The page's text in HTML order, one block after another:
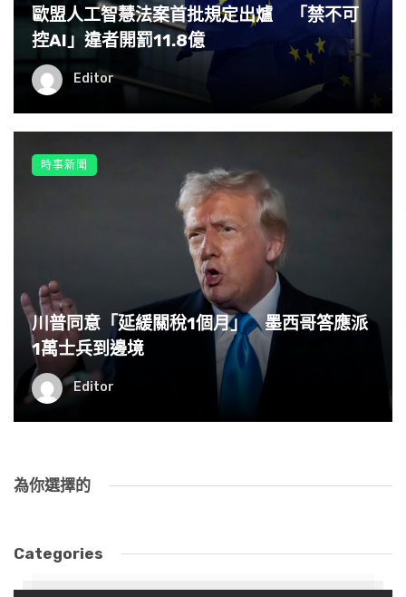
歐盟人工智慧法案首批規定出爐 「禁不可
控AI」違者開罰11.8億
Editor
川普同意「延緩關稅1個月」 墨西哥答應派
1萬士兵到邊境
Editor
時事新聞
為你選擇的
Categories